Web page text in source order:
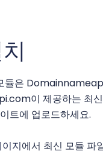
은
이 제공하는 최
트에 업로드하세요.
지에서 최신 모듈 파